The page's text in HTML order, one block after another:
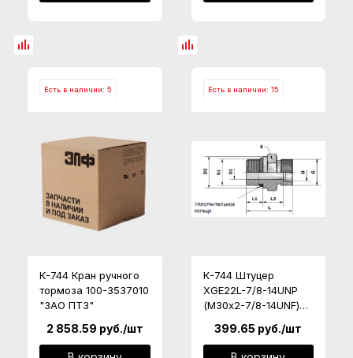
Есть в наличии: 5
К-744 Кран ручного
тормоза 100-3537010
"ЗАО ПТЗ"
2 858.59 руб./шт
Есть в наличии: 15
К-744 Штуцер
XGE22L-7/8-14UNP
(М30х2-7/8-14UNF)
399.65 руб./шт